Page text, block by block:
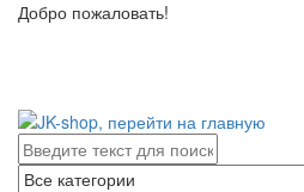
Добро пожаловать!